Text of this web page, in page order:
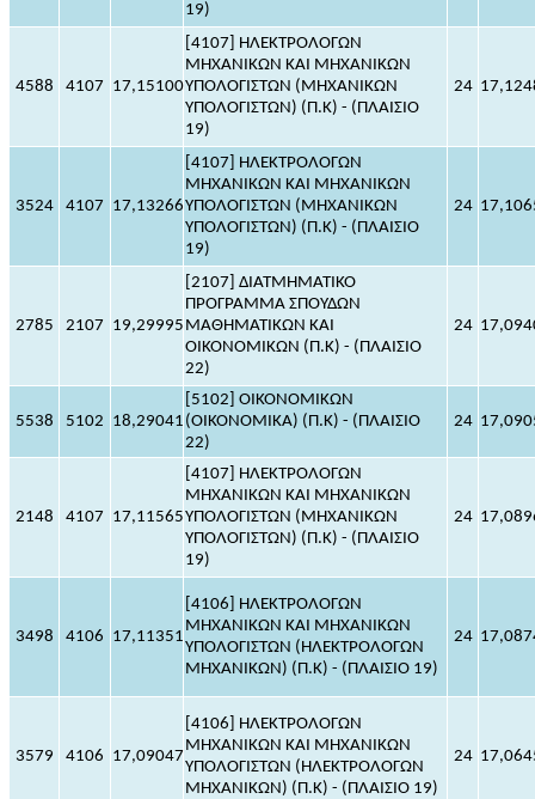
19)
4588 4107 17,15100
[4107] ΗΛΕΚΤΡΟΛΟΓΩΝ
ΜΗΧΑΝΙΚΩΝ ΚΑΙ ΜΗΧΑΝΙΚΩΝ
ΥΠΟΛΟΓΙΣΤΩΝ (ΜΗΧΑΝΙΚΩΝ
ΥΠΟΛΟΓΙΣΤΩΝ) (Π.Κ) - (ΠΛΑΙΣΙΟ
19)
24
3524 4107 17,13266
[4107] ΗΛΕΚΤΡΟΛΟΓΩΝ
ΜΗΧΑΝΙΚΩΝ ΚΑΙ ΜΗΧΑΝΙΚΩΝ
ΥΠΟΛΟΓΙΣΤΩΝ (ΜΗΧΑΝΙΚΩΝ
ΥΠΟΛΟΓΙΣΤΩΝ) (Π.Κ) - (ΠΛΑΙΣΙΟ
19)
24
2785 2107 19,29995
[2107] ΔΙΑΤΜΗΜΑΤΙΚΟ
ΠΡΟΓΡΑΜΜΑ ΣΠΟΥΔΩΝ
ΜΑΘΗΜΑΤΙΚΩΝ ΚΑΙ
ΟΙΚΟΝΟΜΙΚΩΝ (Π.Κ) - (ΠΛΑΙΣΙΟ
22)
24
5538 5102 18,29041
[5102] ΟΙΚΟΝΟΜΙΚΩΝ
(ΟΙΚΟΝΟΜΙΚΑ) (Π.Κ) - (ΠΛΑΙΣΙΟ
22)
24
2148 4107 17,11565
[4107] ΗΛΕΚΤΡΟΛΟΓΩΝ
ΜΗΧΑΝΙΚΩΝ ΚΑΙ ΜΗΧΑΝΙΚΩΝ
ΥΠΟΛΟΓΙΣΤΩΝ (ΜΗΧΑΝΙΚΩΝ
ΥΠΟΛΟΓΙΣΤΩΝ) (Π.Κ) - (ΠΛΑΙΣΙΟ
19)
24
3498 4106 17,11351
[4106] ΗΛΕΚΤΡΟΛΟΓΩΝ
ΜΗΧΑΝΙΚΩΝ ΚΑΙ ΜΗΧΑΝΙΚΩΝ
ΥΠΟΛΟΓΙΣΤΩΝ (ΗΛΕΚΤΡΟΛΟΓΩΝ
ΜΗΧΑΝΙΚΩΝ) (Π.Κ) - (ΠΛΑΙΣΙΟ 19)
24
3579 4106 17,09047
[4106] ΗΛΕΚΤΡΟΛΟΓΩΝ
ΜΗΧΑΝΙΚΩΝ ΚΑΙ ΜΗΧΑΝΙΚΩΝ
ΥΠΟΛΟΓΙΣΤΩΝ (ΗΛΕΚΤΡΟΛΟΓΩΝ
ΜΗΧΑΝΙΚΩΝ) (Π.Κ) - (ΠΛΑΙΣΙΟ 19)
24